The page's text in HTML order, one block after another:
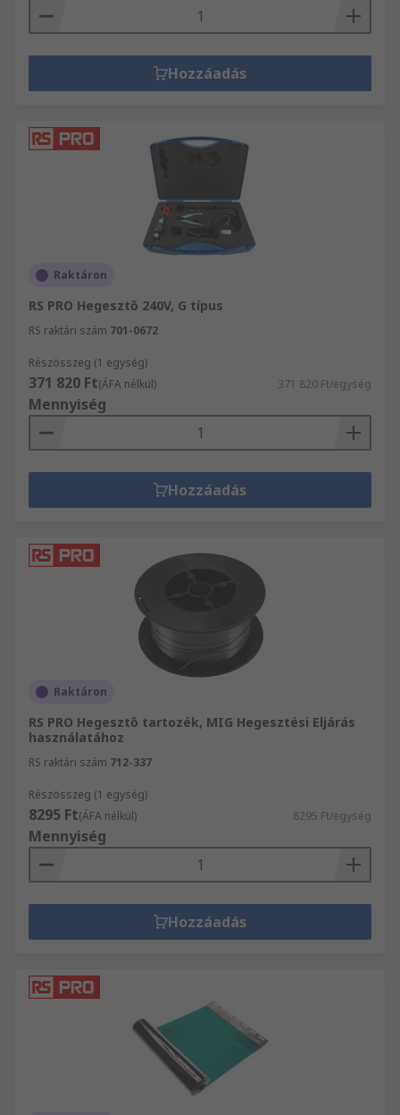
Hozzáadás
Raktáron
RS PRO Hegesztő 240V, G típus
RS raktári szám 701-0672
Részösszeg (1 egység)
371 820 Ft(ÁFA nélkül) 371 820 Ft/egység
Mennyiség
Hozzáadás
Raktáron
RS PRO Hegesztő tartozék, MIG Hegesztési Eljárás
használatához
RS raktári szám 712-337
Részösszeg (1 egység)
8295 Ft(ÁFA nélkül) 8295 Ft/egység
Mennyiség
Hozzáadás